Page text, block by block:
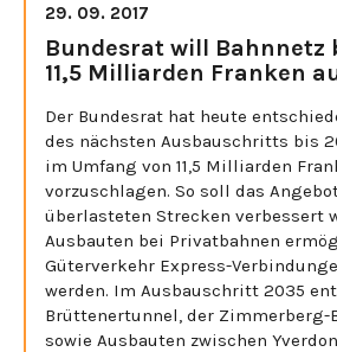
29. 09. 2017
Bundesrat will Bahnnetz
11,5 Milliarden Franken
Der Bundesrat hat heute
des nächsten Ausbauschritts bis
im Umfang von 11,5 Milliarden
vorzuschlagen. So soll das
überlasteten Strecken verbessert
Ausbauten bei Privatbahnen
Güterverkehr Express-
werden. Im Ausbauschritt 2035
Brüttenertunnel, der Zimmerberg-
sowie Ausbauten zwischen